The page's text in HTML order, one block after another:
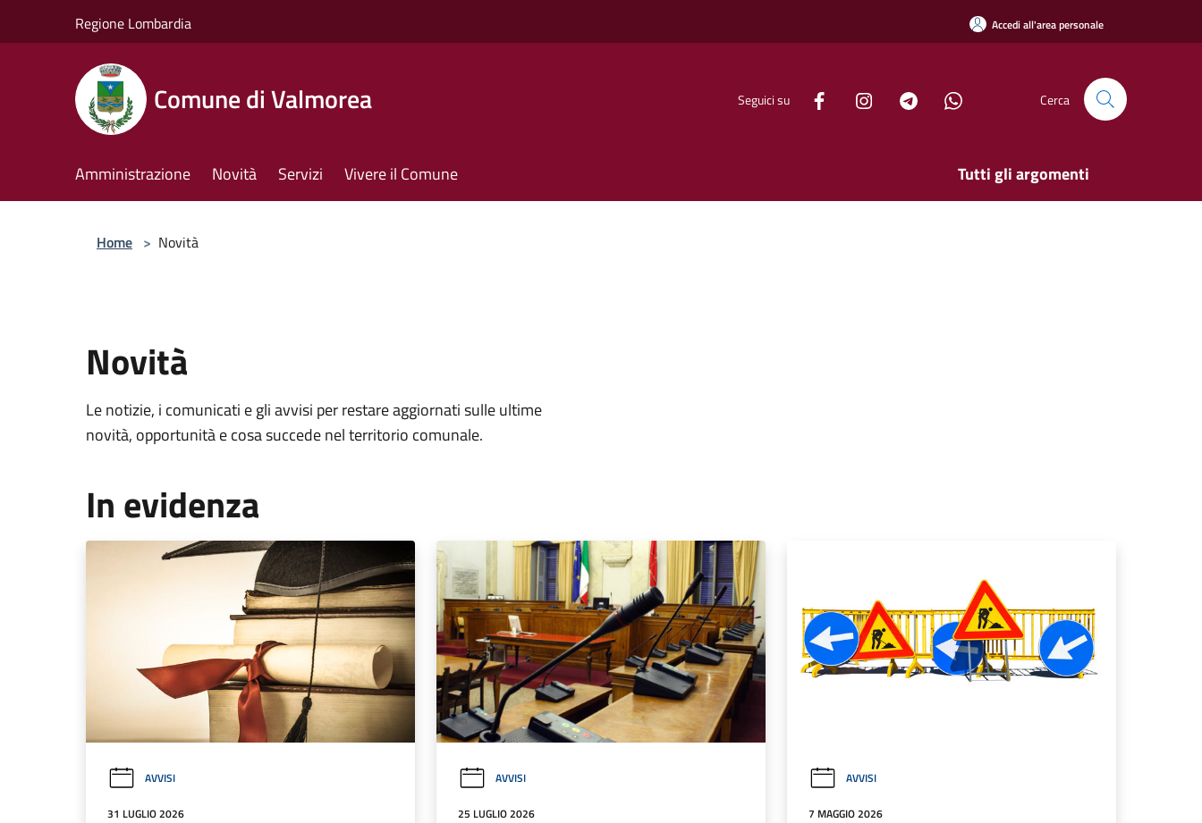
Regione Lombardia Accedi all'area personale
Comune di Valmorea Seguici su Cerca
Amministrazione Novità Servizi Vivere il Comune Tutti gli argomenti
Home > Novità
Novità
Le notizie, i comunicati e gli avvisi per restare aggiornati sulle ultime
novità, opportunità e cosa succede nel territorio comunale.
In evidenza
AVVISI
31 LUGLIO 2026
AVVISI
25 LUGLIO 2026
AVVISI
7 MAGGIO 2026